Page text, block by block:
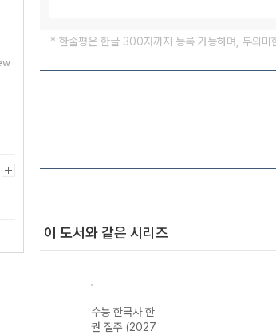
* 한줄평은 한글 300자까지 등록 가능하며, 무의미
이 도서와 같은 시리즈
수능 한국사 한
권 질주 (2027